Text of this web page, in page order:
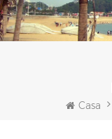
Casa